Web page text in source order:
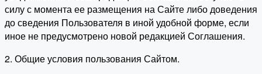
силу с момента ее размещения на Сайте либо доведения
до сведения Пользователя в иной удобной форме, если
иное не предусмотрено новой редакцией Соглашения.
2. Общие условия пользования Сайтом.